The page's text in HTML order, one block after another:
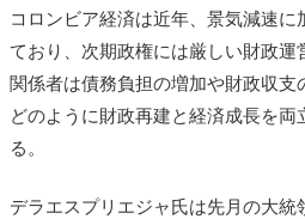
コロンビア経済は近年、景気減速に
ており、次期政権には厳しい財政運
関係者は債務負担の増加や財政収
どのように財政再建と経済成長を両
る。
デラエスプリエジャ氏は先月の大統